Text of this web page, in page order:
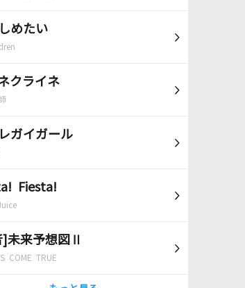
めたい
クライネ
ガイガール
Fiesta!
]未来予想図Ⅱ
COME TRUE